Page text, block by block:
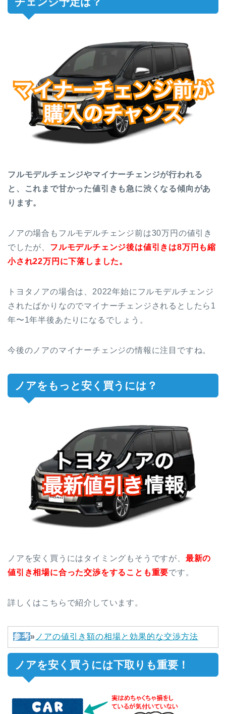
フルモデルチェンジやマイナーチェンジが行われる
と、これまで甘かった値引きも急に渋くなる傾向があ
ります。
ノアの場合もフルモデルチェンジ前は30万円の値引き
でしたが、 フルモデルチェンジ後は値引きは8万円も縮
小され22万円に下落しました。
トヨタノアの場合は、2022年始にフルモデルチェンジ
されたばかりなのでマイナーチェンジされるとしたら1
年〜1年半後あたりになるでしょう。
今後のノアのマイナーチェンジの情報に注目ですね。
ノアをもっと安く買うには？
ノアを安く買うにはタイミングもそうですが、 最新の
値引き相場に合った交渉をすることも重要です。
詳しくはこちらで紹介しています。
参考» ノアの値引き額の相場と効果的な交渉方法
ノアを安く買うには下取りも重要！